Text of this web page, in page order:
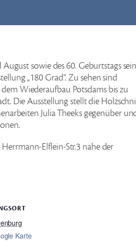
sowie des 60. Geburtstags
„180 Grad“. Zu sehen sind
Wiederaufbau Potsdams bis zu
Die Ausstellung stellt die
Julia Theeks gegenüber
Elflein-Str.3 nahe der
Karte